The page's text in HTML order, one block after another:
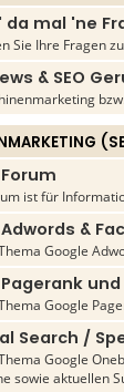
da mal 'ne
Sie Ihre Fragen
& SEO
ist für
&
Google
Google
Search /
Google
sowie aktuellen